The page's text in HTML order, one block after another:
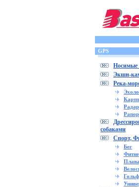
GPS
Носимые
Экшн-
Река-
собаками
Спорт,
Бег
Гольф